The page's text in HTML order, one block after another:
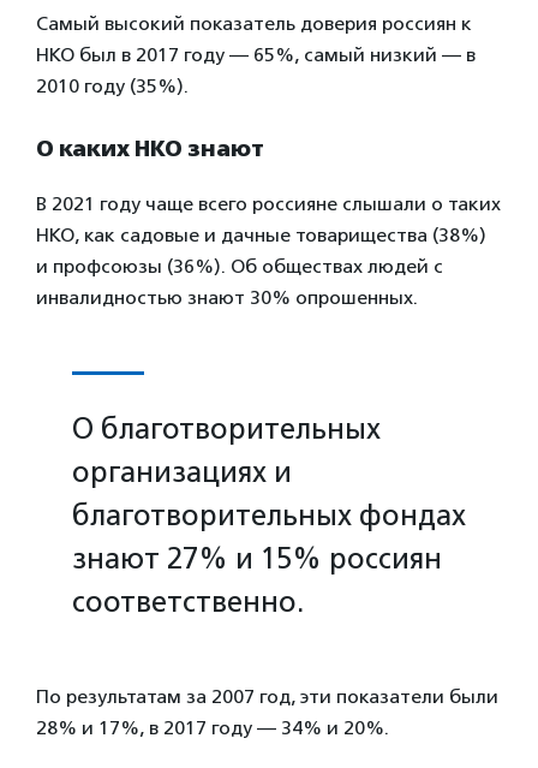
Самый высокий показатель доверия россиян к
НКО был в 2017 году — 65%, самый низкий — в
2010 году (35%).
О каких НКО знают
В 2021 году чаще всего россияне слышали о таких
НКО, как садовые и дачные товарищества (38%)
и профсоюзы (36%). Об обществах людей с
инвалидностью знают 30% опрошенных.
О благотворительных
организациях и
благотворительных фондах
знают 27% и 15% россиян
соответственно.
По результатам за 2007 год, эти показатели были
28% и 17%, в 2017 году — 34% и 20%.